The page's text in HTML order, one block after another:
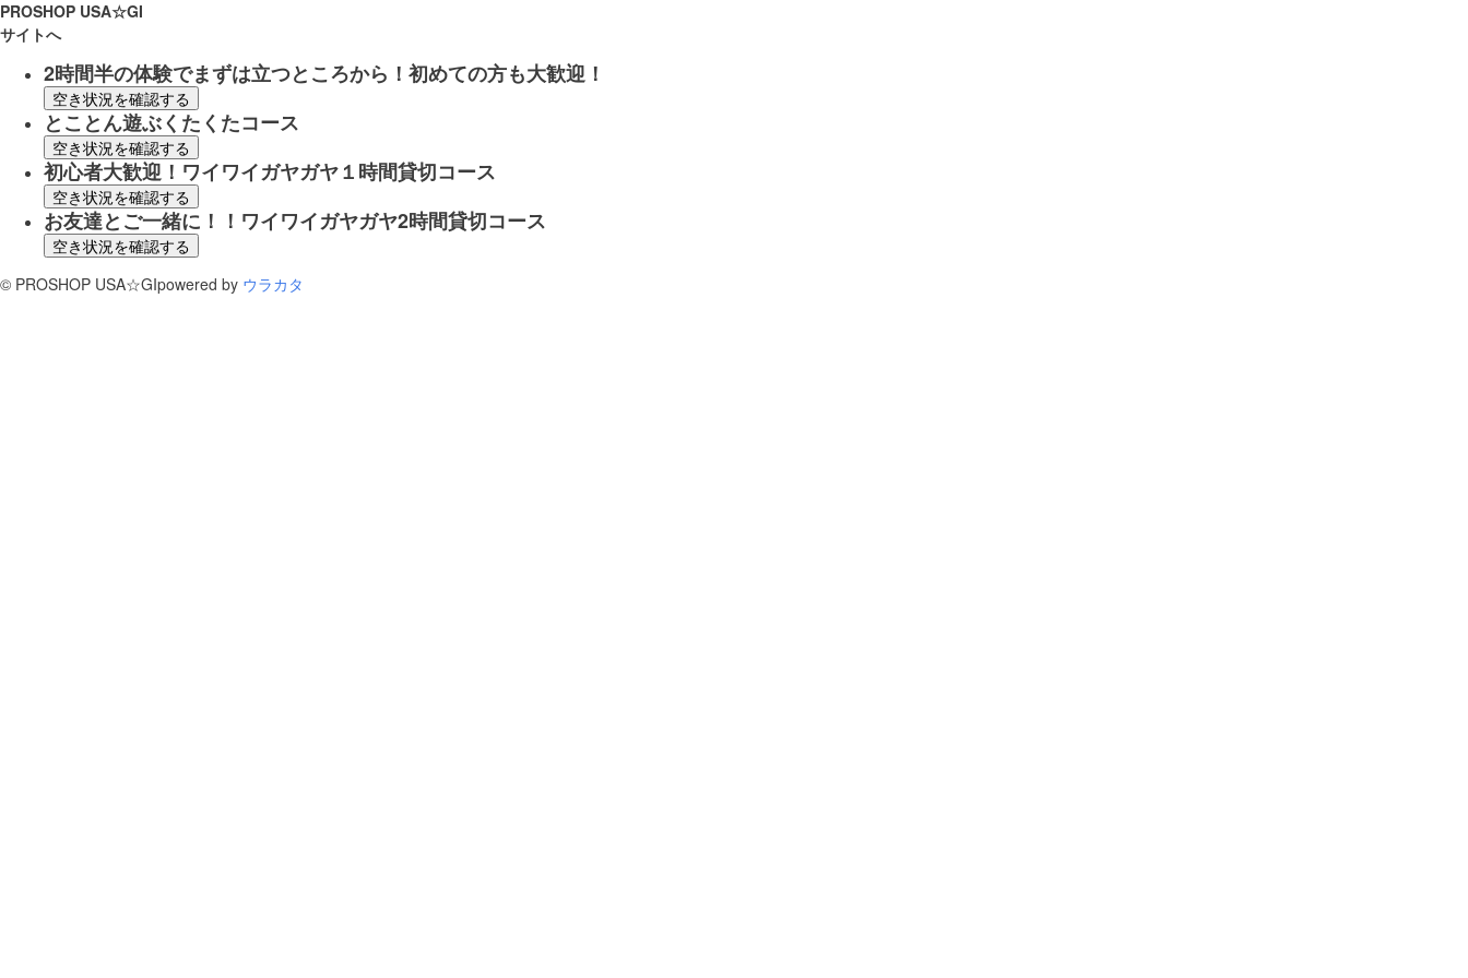
PROSHOP USA☆GI
サイトへ
2時間半の体験でまずは立つところから！初めての方も大歓迎！
空き状況を確認する
とことん遊ぶくたくたコース
空き状況を確認する
初心者大歓迎！ワイワイガヤガヤ１時間貸切コース
空き状況を確認する
お友達とご一緒に！！ワイワイガヤガヤ2時間貸切コース
空き状況を確認する
© PROSHOP USA☆GIpowered by ウラカタ